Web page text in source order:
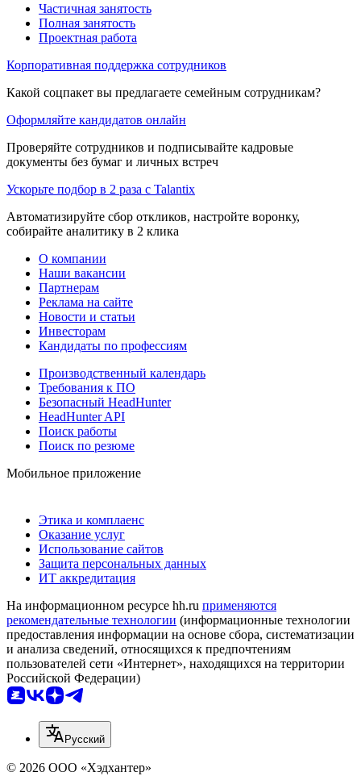
Частичная занятость
Полная занятость
Проектная работа
Корпоративная поддержка сотрудников
Какой соцпакет вы предлагаете семейным сотрудникам?
Оформляйте кандидатов онлайн
Проверяйте сотрудников и подписывайте кадровые
документы без бумаг и личных встреч
Ускорьте подбор в 2 раза с Talantix
Автоматизируйте сбор откликов, настройте воронку,
собирайте аналитику в 2 клика
О компании
Наши вакансии
Партнерам
Реклама на сайте
Новости и статьи
Инвесторам
Кандидаты по профессиям
Производственный календарь
Требования к ПО
Безопасный HeadHunter
HeadHunter API
Поиск работы
Поиск по резюме
Мобильное приложение
Этика и комплаенс
Оказание услуг
Использование сайтов
Защита персональных данных
ИТ аккредитация
На информационном ресурсе hh.ru применяются
рекомендательные технологии (информационные технологии
предоставления информации на основе сбора, систематизации
и анализа сведений, относящихся к предпочтениям
пользователей сети «Интернет», находящихся на территории
Российской Федерации)
Русский
© 2026 ООО «Хэдхантер»